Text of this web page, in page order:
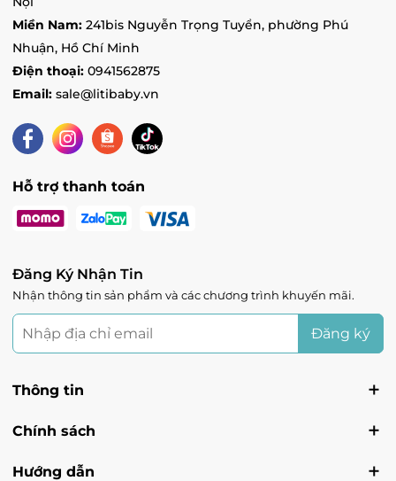
Vin Vinh - Vincom Plaza Vinh, đường Quang
Trung, Phường Quang Trung, Nghệ An
Vin Lạng Sơn - 2 Trần Hưng Đạo, Phường Chi
Lăng, Lạng Sơn
Tình trạng: Còn hàng
Miền Nam: 241bis Nguyễn Trọng Tuyển, phường Phú
Nhuận, Hồ Chí Minh
Điện thoại: 0941562875
Email: sale@litibaby.vn
Hỗ trợ thanh toán
Đăng Ký Nhận Tin
Nhận thông tin sản phẩm và các chương trình khuyến mãi.
Đăng ký
Thông tin
Chính sách
Hướng dẫn